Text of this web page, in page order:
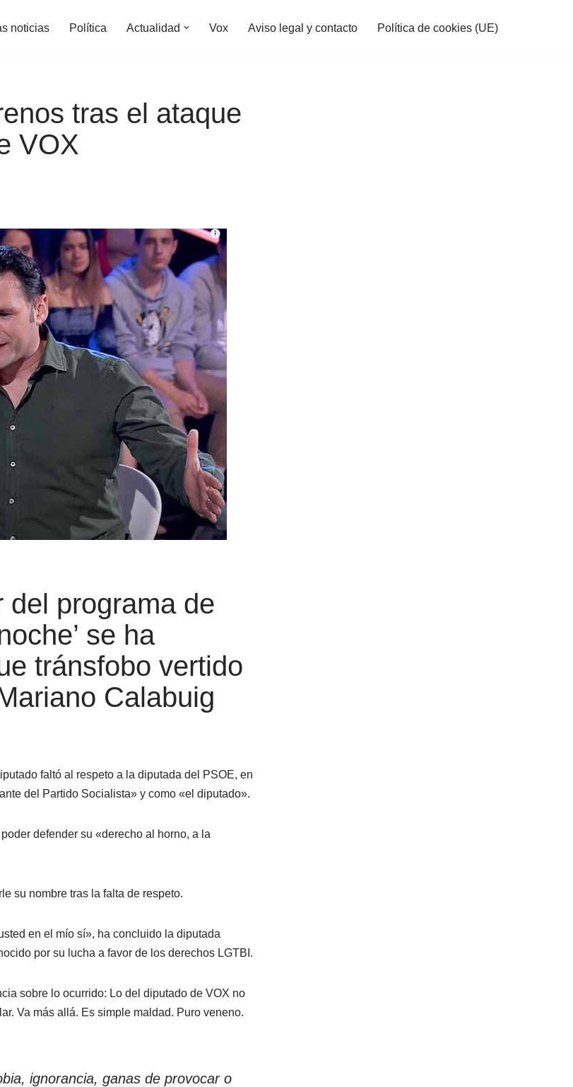
noticias Política Actualidad Vox Aviso legal y contacto Política de cookies (UE)
tras el ataque
VOX
del programa de
se ha
tránsfobo vertido
Calabuig
faltó al respeto a la diputada del PSOE, en
del Partido Socialista» y como «el diputado».
defender su «derecho al horno, a la
su nombre tras la falta de respeto.
en el mío sí», ha concluido la diputada
por su lucha a favor de los derechos LGTBI.
sobre lo ocurrido: Lo del diputado de VOX no
Va más allá. Es simple maldad. Puro veneno.
ignorancia, ganas de provocar o